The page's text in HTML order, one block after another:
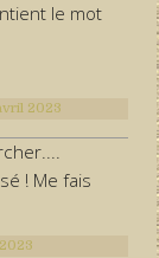
le mot
2023
! Me fais